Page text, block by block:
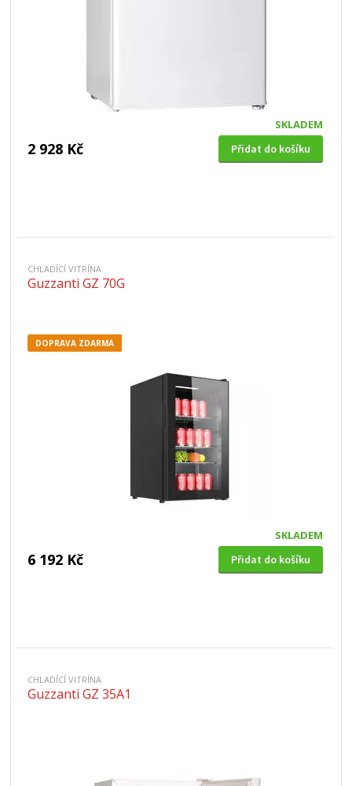
SKLADEM
2 928 Kč Přidat do košíku
CHLADÍCÍ VITRÍNA
Guzzanti GZ 70G
DOPRAVA ZDARMA
SKLADEM
6 192 Kč Přidat do košíku
CHLADÍCÍ VITRÍNA
Guzzanti GZ 35A1